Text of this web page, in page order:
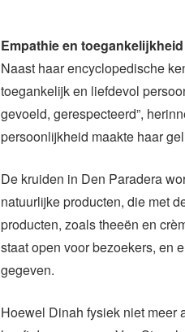
Empathie en toegankelijkheid
Naast haar encyclopedische
toegankelijk en liefdevol
gevoeld, gerespecteerd”,
persoonlijkheid maakte haar
De kruiden in Den Paradera
natuurlijke producten, die met
producten, zoals theeën en
staat open voor bezoekers, en
gegeven.
Hoewel Dinah fysiek niet meer